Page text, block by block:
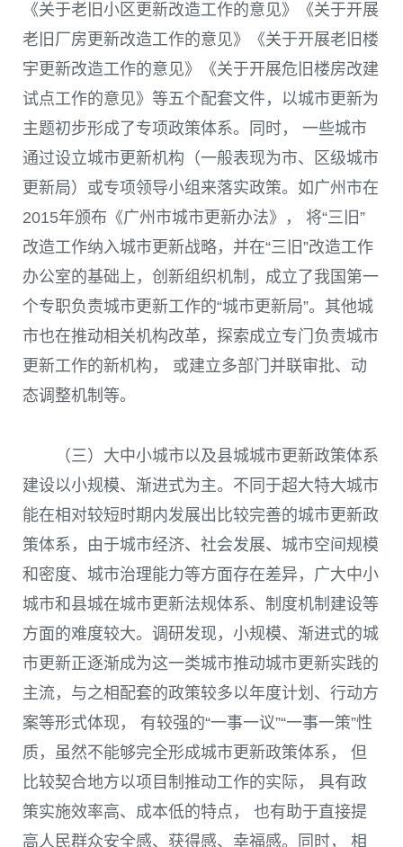
《关于老旧小区更新改造工作的意见》《关于开展
老旧厂房更新改造工作的意见》《关于开展老旧楼
宇更新改造工作的意见》《关于开展危旧楼房改建
试点工作的意见》等五个配套文件，以城市更新为
主题初步形成了专项政策体系。同时， 一些城市
通过设立城市更新机构（一般表现为市、区级城市
更新局）或专项领导小组来落实政策。如广州市在
2015年颁布《广州市城市更新办法》， 将“三旧”
改造工作纳入城市更新战略，并在“三旧”改造工作
办公室的基础上，创新组织机制，成立了我国第一
个专职负责城市更新工作的“城市更新局”。其他城
市也在推动相关机构改革，探索成立专门负责城市
更新工作的新机构， 或建立多部门并联审批、动
态调整机制等。
（三）大中小城市以及县城城市更新政策体系
建设以小规模、渐进式为主。不同于超大特大城市
能在相对较短时期内发展出比较完善的城市更新政
策体系，由于城市经济、社会发展、城市空间规模
和密度、城市治理能力等方面存在差异，广大中小
城市和县城在城市更新法规体系、制度机制建设等
方面的难度较大。调研发现，小规模、渐进式的城
市更新正逐渐成为这一类城市推动城市更新实践的
主流，与之相配套的政策较多以年度计划、行动方
案等形式体现， 有较强的“一事一议”“一事一策”性
质，虽然不能够完全形成城市更新政策体系， 但
比较契合地方以项目制推动工作的实际， 具有政
策实施效率高、成本低的特点， 也有助于直接提
高人民群众安全感、获得感、幸福感。同时， 相